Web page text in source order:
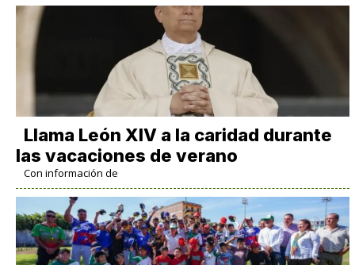
Llama León XIV a la caridad durante
las vacaciones de verano
Con información de